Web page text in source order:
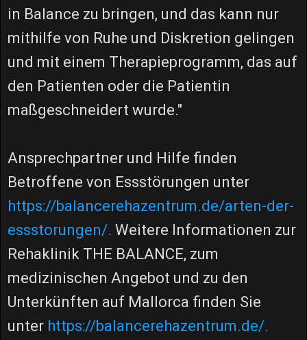
in Balance zu bringen, und das kann nur
mithilfe von Ruhe und Diskretion gelingen
und mit einem Therapieprogramm, das auf
den Patienten oder die Patientin
maßgeschneidert wurde."
Ansprechpartner und Hilfe finden
Betroffene von Essstörungen unter
https://balancerehazentrum.de/arten-der-
essstorungen/. Weitere Informationen zur
Rehaklinik THE BALANCE, zum
medizinischen Angebot und zu den
Unterkünften auf Mallorca finden Sie
unter https://balancerehazentrum.de/.